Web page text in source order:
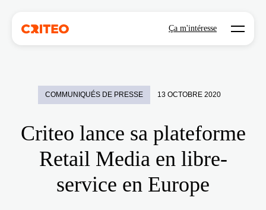
Ça m'intéresse Open
COMMUNIQUÉS DE PRESSE 13 OCTOBRE 2020
Criteo lance sa plateforme
Retail Media en libre-
service en Europe